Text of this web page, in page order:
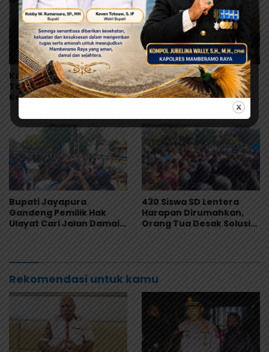
Korban Dugaan MBG
Terus Bertambah,
Kapolres Jayapura Turun
dan RS
Perdana Digelar di
Kalkote, Bupati YW:
Upacara HUT ke-81 RI
Kabupaten Jayapura
Libatkan Seluruh Distrik
Bupati Jayapura
Gandeng Pemilik Hak
Ulayat Cari Jalan Damai,
430 Siswa SD Lentera
Harapan Dirumahkan,
Orang Tua Desak Solusi
Rekomendasi untuk kamu